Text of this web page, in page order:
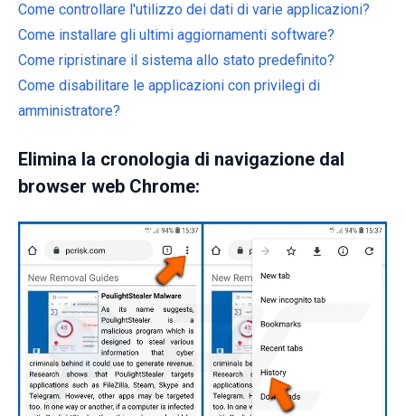
Come controllare l'utilizzo dei dati di varie applicazioni?
Come installare gli ultimi aggiornamenti software?
Come ripristinare il sistema allo stato predefinito?
Come disabilitare le applicazioni con privilegi di
amministratore?
Elimina la cronologia di navigazione dal
browser web Chrome: